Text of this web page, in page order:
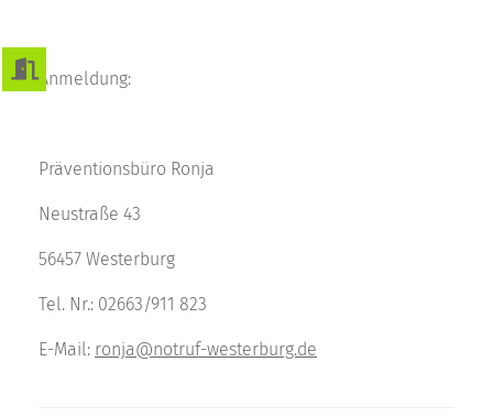
Anmeldung:
Präventionsbüro Ronja
Neustraße 43
56457 Westerburg
Tel. Nr.: 02663/911 823
E-Mail: ronja@notruf-westerburg.de